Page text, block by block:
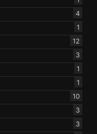
4
1
12
3
1
1
10
3
3